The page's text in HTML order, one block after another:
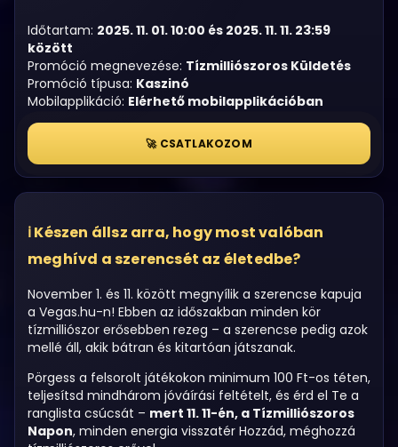
Időtartam: 2025. 11. 01. 10:00 és 2025. 11. 11. 23:59
között
Promóció megnevezése: Tízmilliószoros Küldetés
Promóció típusa: Kaszinó
Mobilapplikáció: Elérhető mobilapplikációban
🚀 CSATLAKOZOM
Készen állsz arra, hogy most valóban
meghívd a szerencsét az életedbe?
November 1. és 11. között megnyílik a szerencse kapuja
a Vegas.hu-n! Ebben az időszakban minden kör
tízmilliószor erősebben rezeg – a szerencse pedig azok
mellé áll, akik bátran és kitartóan játszanak.
Pörgess a felsorolt játékokon minimum 100 Ft-os téten,
teljesítsd mindhárom jóváírási feltételt, és érd el Te a
ranglista csúcsát – mert 11. 11-én, a Tízmilliószoros
Napon, minden energia visszatér Hozzád, méghozzá